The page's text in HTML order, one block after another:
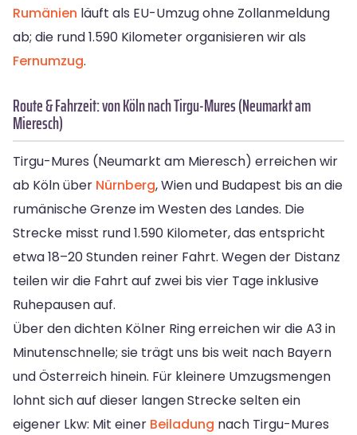
Rumänien läuft als EU-Umzug ohne Zollanmeldung
ab; die rund 1.590 Kilometer organisieren wir als
Fernumzug.
Route & Fahrzeit: von Köln nach Tirgu-Mures (Neumarkt am
Mieresch)
Tirgu-Mures (Neumarkt am Mieresch) erreichen wir
ab Köln über Nürnberg, Wien und Budapest bis an die
rumänische Grenze im Westen des Landes. Die
Strecke misst rund 1.590 Kilometer, das entspricht
etwa 18–20 Stunden reiner Fahrt. Wegen der Distanz
teilen wir die Fahrt auf zwei bis vier Tage inklusive
Ruhepausen auf.
Über den dichten Kölner Ring erreichen wir die A3 in
Minutenschnelle; sie trägt uns bis weit nach Bayern
und Österreich hinein. Für kleinere Umzugsmengen
lohnt sich auf dieser langen Strecke selten ein
eigener Lkw: Mit einer Beiladung nach Tirgu-Mures